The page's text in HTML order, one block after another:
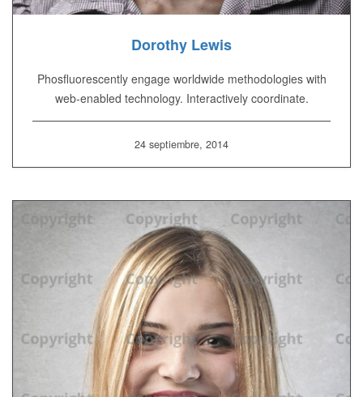
Dorothy Lewis
Phosfluorescently engage worldwide methodologies with
web-enabled technology. Interactively coordinate.
24 septiembre, 2014